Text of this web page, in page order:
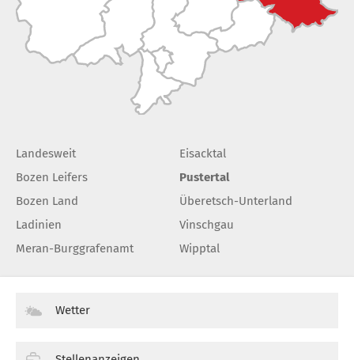
Landesweit
Bozen Leifers
Bozen Land
Ladinien
Meran-Burggrafenamt
Eisacktal
Pustertal
Überetsch-Unterland
Vinschgau
Wipptal
Wetter